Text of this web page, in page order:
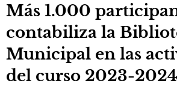
Más 1.000
contabiliza la
Municipal en las
del curso 2023-2024